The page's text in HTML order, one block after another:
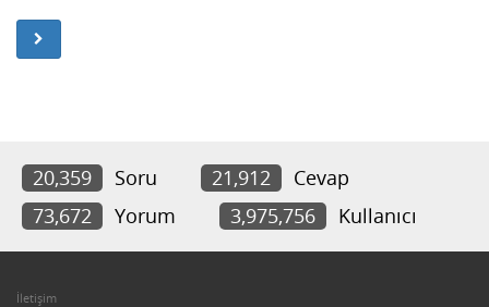
20,359 Soru 21,912
Cevap
73,672
Yorum 3,975,756 Kullanıcı
İletişim